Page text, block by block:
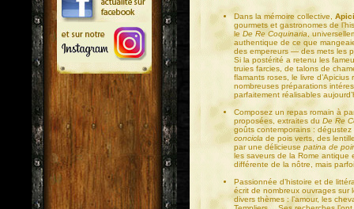
Dans la mémoire collective,
gourmets et gastronomes de
le De Re Coquinaria,
authentique de ce que
des empereurs — des mets les
Si la postérité a retenu les
truies farcies, de talons de
flamants roses, le livre d’Apicius
nombreuses préparations
parfaitement réalisables
Composez un repas romain à
proposées, extraites du De Re
goûts contemporains :
concicla de pois verts, des
par une délicieusepatina de
les saveurs de la Rome antique
différente de la nôtre, mais
Passionnée d’histoire et de
écrit de nombreux ouvrages sur
divers thèmes : l’amour, les